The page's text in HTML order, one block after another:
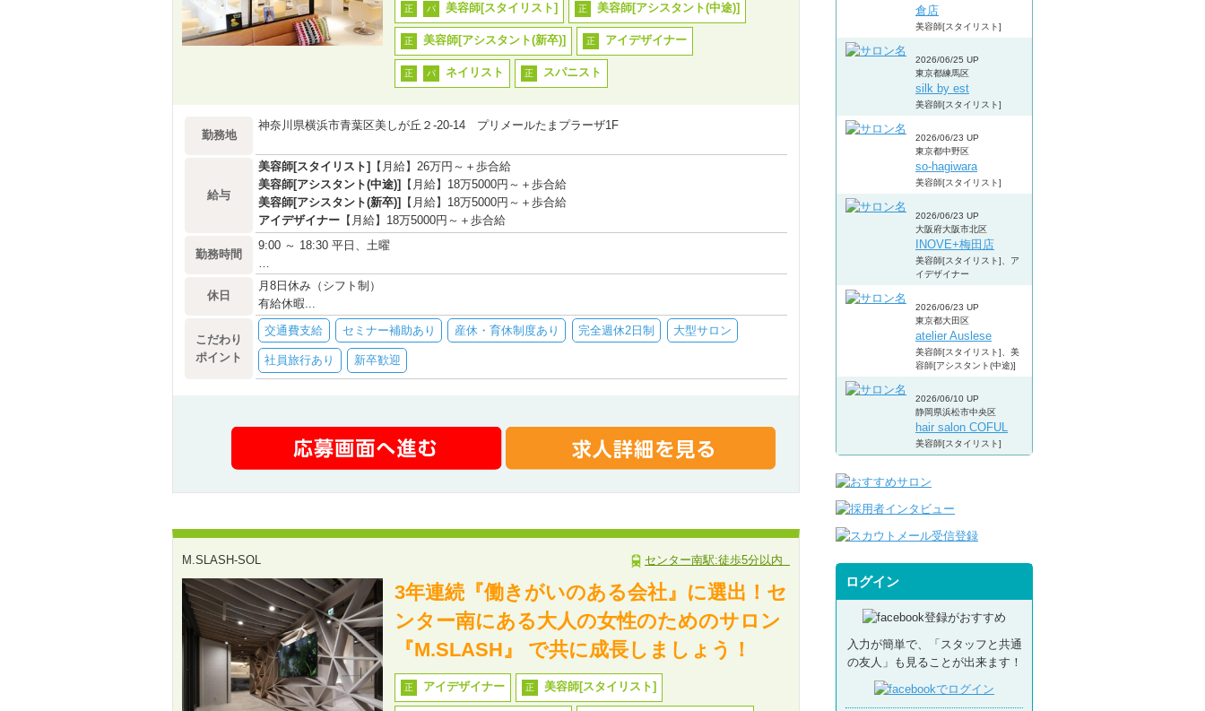
正 パ 美容師[スタイリスト] 正 美容師[アシスタント(中途)]
正 美容師[アシスタント(新卒)] 正 アイデザイナー
正 パ ネイリスト 正 スパニスト
勤務地
神奈川県横浜市青葉区美しが丘２-20-14 プリメールたまプラーザ1F
給与
美容師[スタイリスト]
【月給】26万円～＋歩合給
美容師[アシスタント(中途)]
【月給】18万5000円～＋歩合給
美容師[アシスタント(新卒)]
【月給】18万5000円～＋歩合給
アイデザイナー 【月給】18万5000円～＋歩合給
勤務時間
9:00 ～ 18:30 平日、土曜
…
休日
月8日休み（シフト制）
有給休暇...
こだわり
ポイント
交通費支給 セミナー補助あり 産休・育休制度あり 完全週休2日制 大型サロン
社員旅行あり 新卒歓迎
M.SLASH‐SOL センター南駅:徒歩5分以内
3年連続『働きがいのある会社』に選出！セ
ンター南にある大人の女性のためのサロン
『M.SLASH』 で共に成長しましょう！
正 アイデザイナー 正 美容師[スタイリスト]
倉店
美容師[スタイリスト]
2026/06/25 UP
東京都練馬区
silk by est
美容師[スタイリスト]
2026/06/23 UP
東京都中野区
so-hagiwara
美容師[スタイリスト]
2026/06/23 UP
大阪府大阪市北区
INOVE+梅田店
美容師[スタイリスト]、ア
イデザイナー
2026/06/23 UP
東京都大田区
atelier Auslese
美容師[スタイリスト]、美
容師[アシスタント(中途)]
2026/06/10 UP
静岡県浜松市中央区
hair salon COFUL
美容師[スタイリスト]
ログイン
入力が簡単で、「スタッフと共通
の友人」も見ることが出来ます！